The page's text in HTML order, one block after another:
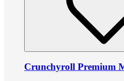
Crunchyroll Premium